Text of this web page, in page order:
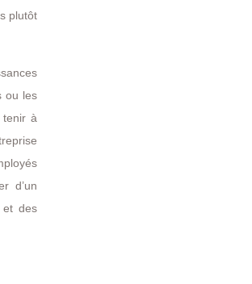
plutôt
ou les
à
d’un
et des